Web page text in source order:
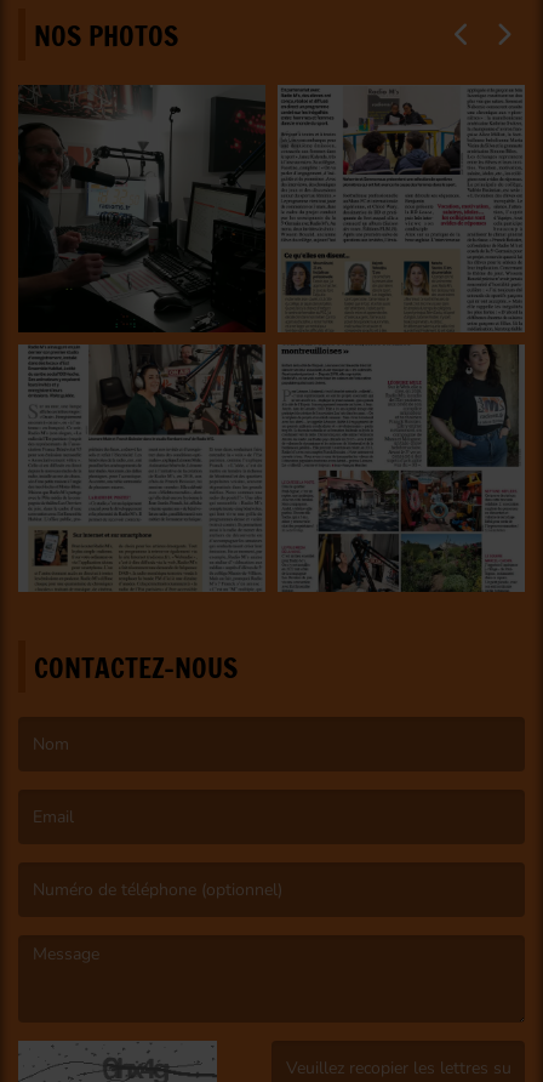
NOS PHOTOS
CONTACTEZ-NOUS